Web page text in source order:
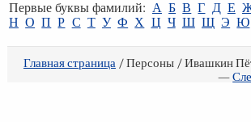
Первые буквы фамилий: А Б В Г Д Е
Н О П Р С Т У Ф Х Ц Ч Ш Щ Э Ю
Главная страница/ Персоны / Ивашкин
—